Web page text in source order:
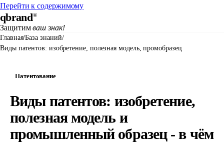
Перейти к содержимому
qbrand®
Защитимваш знак!
Главная/База знаний/
Виды патентов: изобретение, полезная модель, промобразец
Патентование
Виды патентов: изобретение,
полезная модель и
промышленный образец - в чём